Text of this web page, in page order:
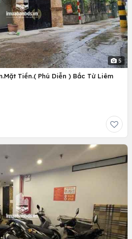
5
Tiền.( Phú Diễn ) Bắc Từ Liêm